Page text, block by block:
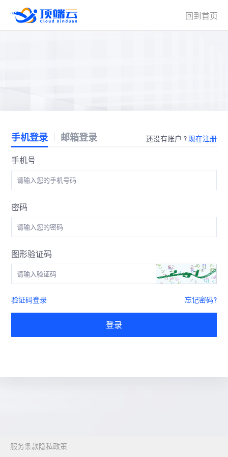
回到首页
手机登录 邮箱登录 还没有账户 ?现在注册
手机号
密码
图形验证码
验证码登录 忘记密码?
登录
服务条款 隐私政策